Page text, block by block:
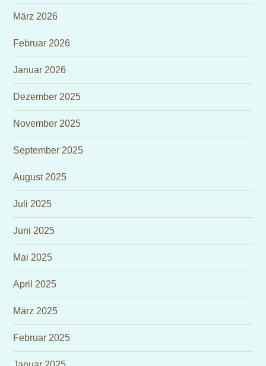
März 2026
Februar 2026
Januar 2026
Dezember 2025
November 2025
September 2025
August 2025
Juli 2025
Juni 2025
Mai 2025
April 2025
März 2025
Februar 2025